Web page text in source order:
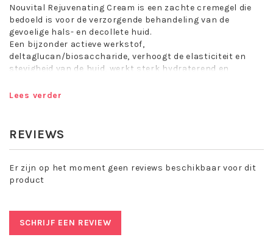
Nouvital Rejuvenating Cream is een zachte cremegel die
bedoeld is voor de verzorgende behandeling van de
gevoelige hals- en decollete huid.
Een bijzonder actieve werkstof,
deltaglucan/biosaccharide, verhoogt de elasticiteit en
stevigheid van de huid, werkt sterk hydraterend en
Het polypeptide Argireline geeft met een botulineachtige
Vitamine E gaat als sterke anti-oxidant huidveroudering
tegen.
is langdurig.
afnemen.
Lees verder
REVIEWS
Er zijn op het moment geen reviews beschikbaar voor dit
product
SCHRIJF EEN REVIEW